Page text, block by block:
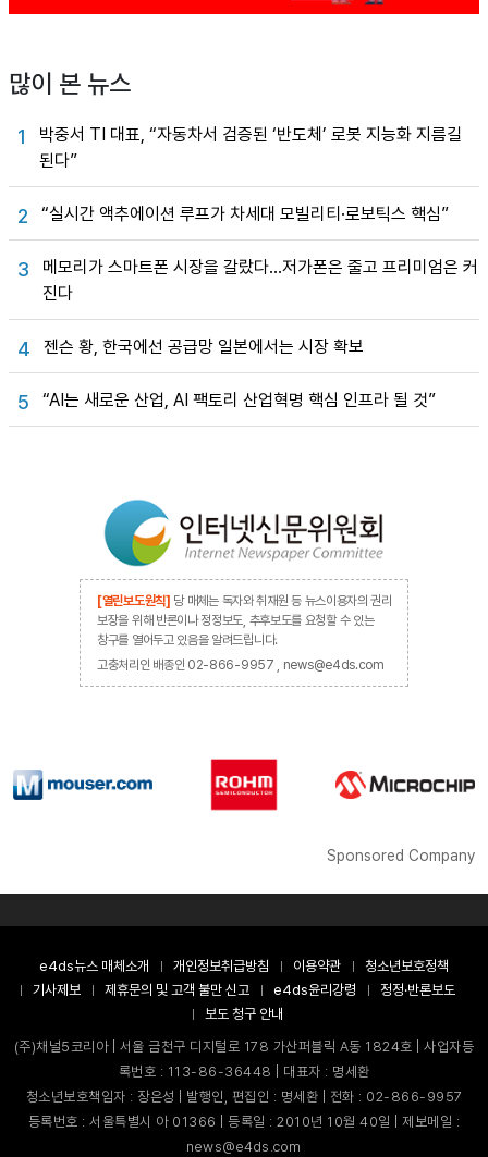
많이 본 뉴스
1
박중서 TI 대표, “자동차서 검증된 ‘반도체’ 로봇 지능화 지름길
된다”
2 “실시간 액추에이션 루프가 차세대 모빌리티·로보틱스 핵심”
3
메모리가 스마트폰 시장을 갈랐다…저가폰은 줄고 프리미엄은 커
진다
4 젠슨 황, 한국에선 공급망 일본에서는 시장 확보
5 “AI는 새로운 산업, AI 팩토리 산업혁명 핵심 인프라 될 것”
[열린보도원칙] 당 매체는 독자와 취재원 등 뉴스이용자의 권리
보장을 위해 반론이나 정정보도, 추후보도를 요청할 수 있는
창구를 열어두고 있음을 알려드립니다.
고충처리인 배종인 02-866-9957 , news@e4ds.com
Sponsored Company
e4ds뉴스 매체소개 개인정보취급방침 이용약관
청소년보호정책
기사제보
제휴문의 및 고객 불만 신고 e4ds윤리강령
정정·반론보도
보도 청구 안내
(주)채널5코리아 | 서울 금천구 디지털로 178 가산퍼블릭 A동 1824호 | 사업자등
록번호 : 113-86-36448 | 대표자 : 명세환
청소년보호책임자 : 장은성 | 발행인, 편집인 : 명세환 | 전화 : 02-866-9957
등록번호 : 서울특별시 아 01366 | 등록일 : 2010년 10월 40일 | 제보메일 :
news@e4ds.com